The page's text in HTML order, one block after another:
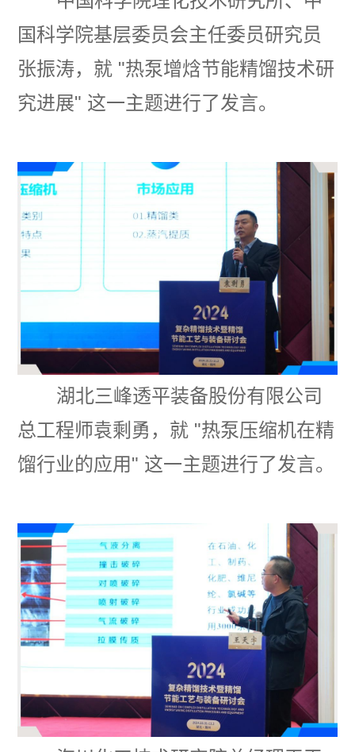
国科学院基层委员会主任委员研究员
张振涛，就 "热泵增焓节能精馏技术研
究进展" 这一主题进行了发言。
湖北三峰透平装备股份有限公司
总工程师袁剩勇，就 "热泵压缩机在精
馏行业的应用" 这一主题进行了发言。